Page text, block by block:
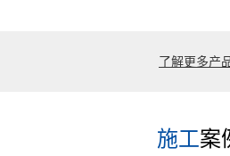
了解更多产
施工案